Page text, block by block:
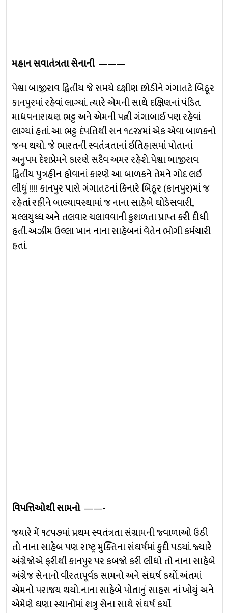
મહાન સવાતંત્રતા સેનાની———
પેશ્વા બાજીરાવ દ્વિતીય જે સમયે દક્ષીણ છોડીને ગંગાતટે બિઠૂર
કાનપુરમાં રહેવાં લાગ્યાં. ત્યારે એમની સાથે દક્ષિણનાં પંડિત
માધવનારાયણ ભટ્ટ અને એમની પત્ની ગંગાબાઈ પણ રહેવાં
લાગ્યાં હતાં. આ ભટ્ટ દંપતિથી સન ૧૮૨૪માં એક એવા બાળકનો
જન્મ થયો. જે ભારતની સ્વતંત્રતાનાં ઇતિહાસમાં પોતાનાં
અનુપમ દેશપ્રેમને કારણે સદૈવ અમર રહેશે. પેશ્વા બાજીરાવ
દ્વિતીય પુત્રહીન હોવાનાં કારણે આ બાળકને તેમને ગોદ લઇ
લીધું !!!! કાનપુર પાસે ગંગાતટનાં કિનારે બિઠૂર (કાનપુર)માં જ
રહેતાં રહીને બાલ્યાવસ્થામાં જ નાના સાહેબે ઘોડેસવારી,
મલ્લયુધ્ધ અને તલવાર ચલાવવાની કુશળતા પ્રાપ્ત કરી દીધી
હતી. અઝીમ ઉલ્લા ખાન નાના સાહેબનાં વેતેન ભોગી કર્મચારી
હતાં.
વિપત્તિઓથી સામનો——-
જયારે મેં ૧૮૫૭માં પ્રથમ સ્વતંત્રતા સંગ્રામની જ્વાળાઓ ઉઠી
તો નાના સાહેબ પણ રાષ્ટ્ર મુક્તિના સંઘર્ષમાં કુદી પડયાં. જ્યારે
અંગ્રેજોએ ફરીથી કાનપુર પર કબજો કરી લીધો તો નાના સાહેબે
અંગ્રેજ સેનાનો વીરતાપૂર્વક સામનો અને સંઘર્ષ કર્યો. અંતમાં
એમનો પરાજય થયો. નાના સાહેબે પોતાનું સાહસ નાં ખોયું અને
એમેણે ઘણા સ્થાનોમાં શત્રુ સેના સાથે સંઘર્ષ કર્યો